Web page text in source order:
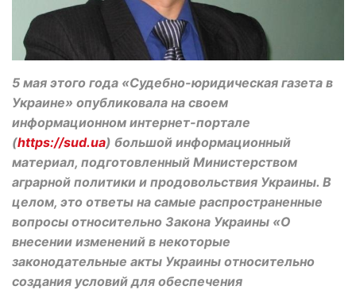
5 мая этого года «Судебно-юридическая газета в
Украине» опубликовала на своем
информационном интернет-портале
(https://sud.ua) большой информационный
материал, подготовленный Министерством
аграрной политики и продовольствия Украины. В
целом, это ответы на самые распространенные
вопросы относительно Закона Украины «О
внесении изменений в некоторые
законодательные акты Украины относительно
создания условий для обеспечения